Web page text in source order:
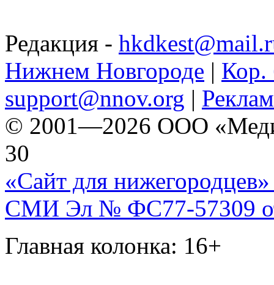
Редакция -
Нижнем Новгороде | Кор.
support@nnov.org |
© 2001—2026 ООО
30
«Сайт для нижегородцев»
СМИ Эл № ФС77-57309
Главная колонка: 16+